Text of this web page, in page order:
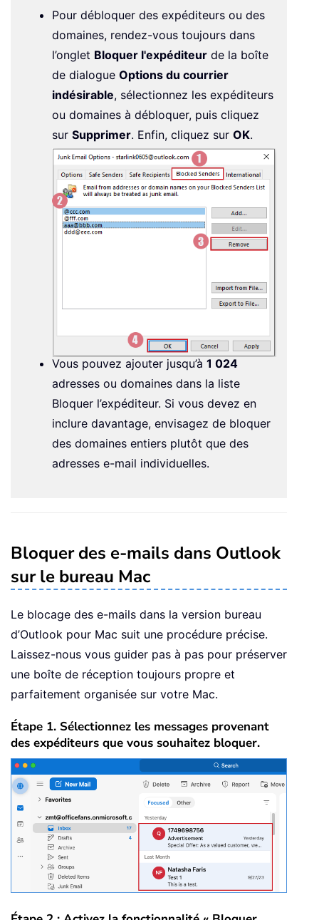
Pour débloquer des expéditeurs ou des
domaines, rendez-vous toujours dans
l’onglet Bloquer l'expéditeur de la boîte
de dialogue Options du courrier
indésirable, sélectionnez les expéditeurs
ou domaines à débloquer, puis cliquez
sur Supprimer. Enfin, cliquez sur OK.
Vous pouvez ajouter jusqu’à 1 024
adresses ou domaines dans la liste
Bloquer l’expéditeur. Si vous devez en
inclure davantage, envisagez de bloquer
des domaines entiers plutôt que des
adresses e-mail individuelles.
Bloquer des e-mails dans Outlook
sur le bureau Mac
Le blocage des e-mails dans la version bureau
d’Outlook pour Mac suit une procédure précise.
Laissez-nous vous guider pas à pas pour préserver
une boîte de réception toujours propre et
parfaitement organisée sur votre Mac.
Étape 1. Sélectionnez les messages provenant
des expéditeurs que vous souhaitez bloquer.